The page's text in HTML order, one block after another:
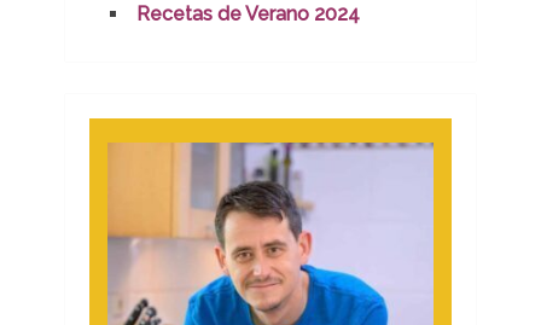
Recetas de Verano 2024